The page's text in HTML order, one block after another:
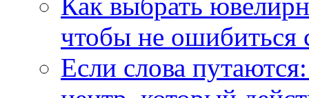
чтобы не ошибиться
Если слова